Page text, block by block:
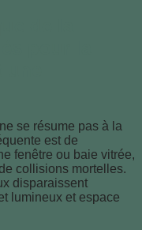
se résume pas à la
est de
fenêtre ou baie vitrée,
collisions mortelles.
disparaissent
lumineux et espace